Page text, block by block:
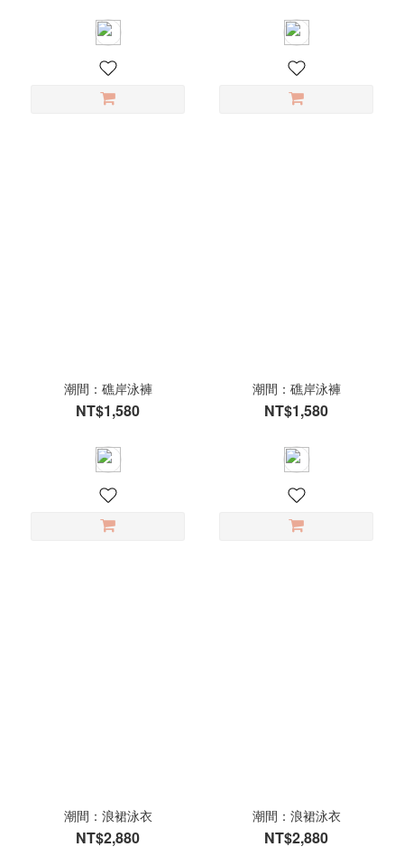
潮間：礁岸泳褲
NT$1,580
潮間：礁岸泳褲
NT$1,580
潮間：浪裙泳衣
NT$2,880
潮間：浪裙泳衣
NT$2,880